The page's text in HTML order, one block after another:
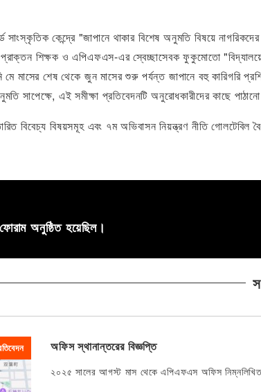
সাংস্কৃতিক কেন্দ্রে "জাপানে থাকার বিশেষ অনুমতি বিষয়ে
শিক্ষক ও এপিএফএস-এর স্বেচ্ছাসেবক ফুকুমোতো
মে মাসের শেষ থেকে জুন মাসের শুরু পর্যন্ত জাপানে বহু কারিগরি
সাপেক্ষে, এই সমীক্ষা প্রতিবেদনটি অনুরোধকারীদের
বিবেচ্য বিষয়সমূহ এবং ৭ম অভিবাসন নিয়ন্ত্রণ নীতি
অনুষ্ঠিত হয়েছিল।
অফিস স্থানান্তরের বিজ্ঞপ্তি
২০২৫ সালের আগস্ট মাস থেকে এপিএফএস অফিস